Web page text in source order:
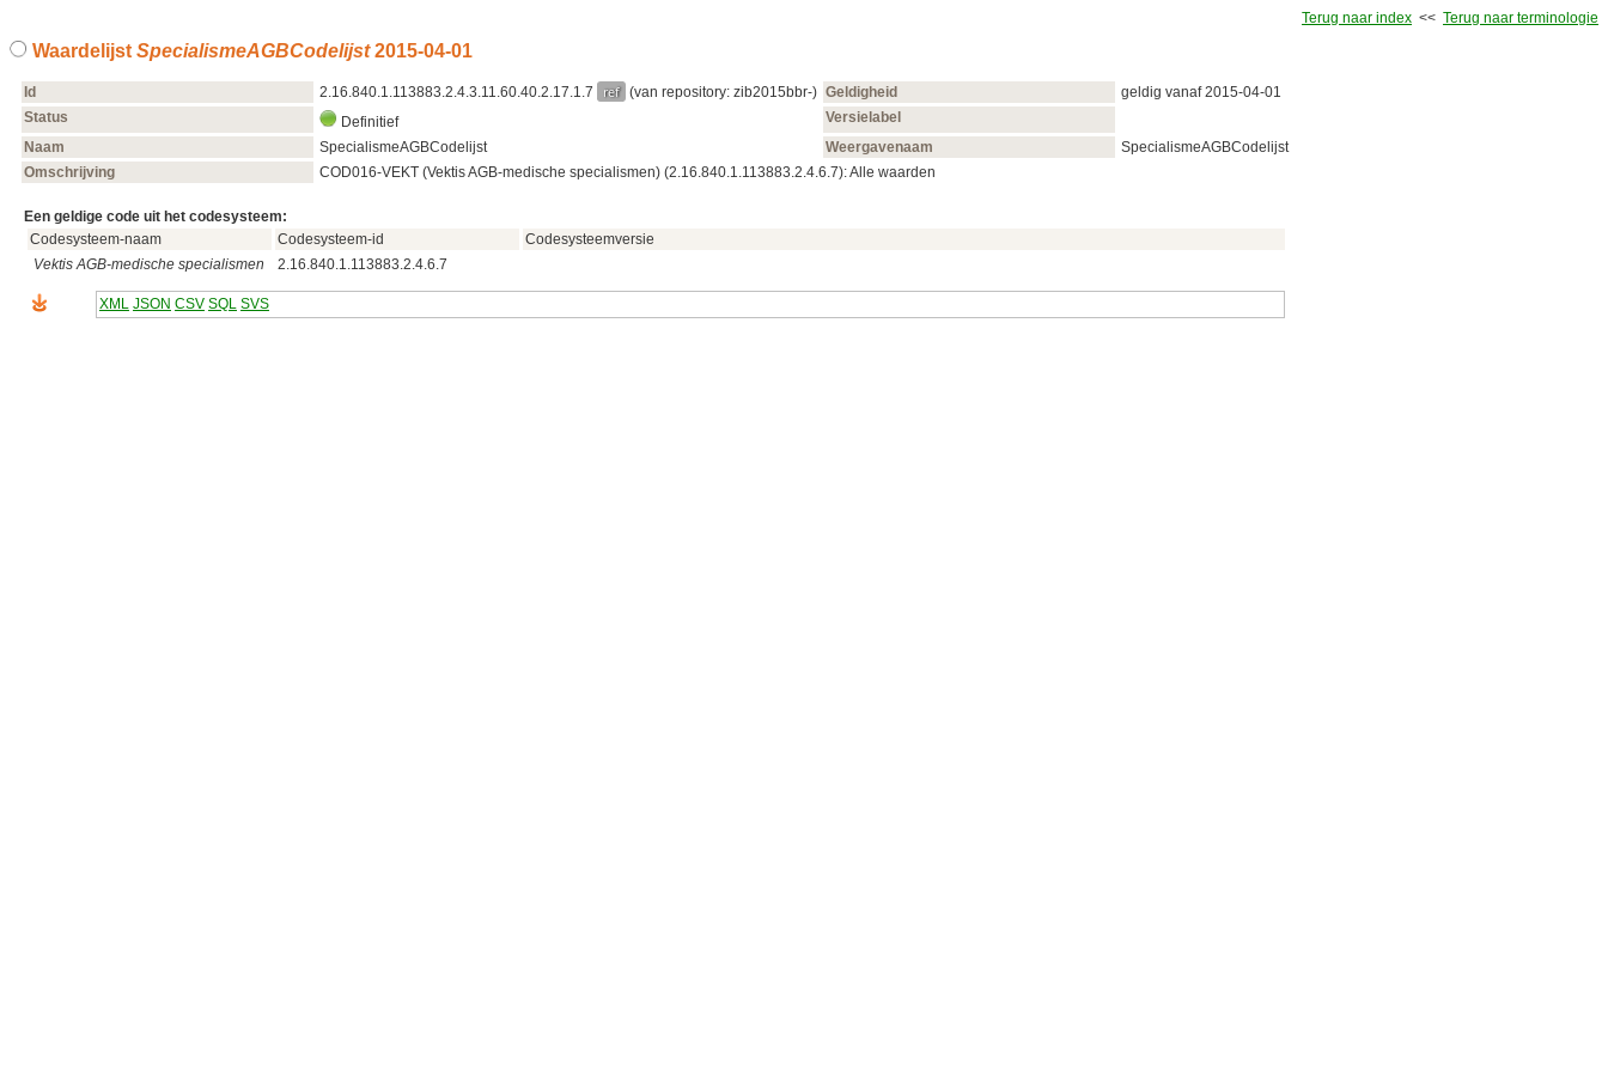
Terug naar index << Terug naar terminologie
Waardelijst SpecialismeAGBCodelijst2015‑04‑01
Id 2.16.840.1.113883.2.4.3.11.60.40.2.17.1.7 ref (van repository: zib2015bbr-) Geldigheid
geldig vanaf 2015‑04‑01
Status
Definitief
Versielabel
Naam
SpecialismeAGBCodelijst Weergavenaam
SpecialismeAGBCodelijst
Omschrijving
COD016-VEKT (Vektis AGB-medische specialismen) (2.16.840.1.113883.2.4.6.7): Alle waarden
Een geldige code uit het codesysteem:
Codesysteem-naam
Codesysteem-id
Codesysteemversie
Vektis AGB-medische specialismen
2.16.840.1.113883.2.4.6.7
XML JSON CSV SQL SVS